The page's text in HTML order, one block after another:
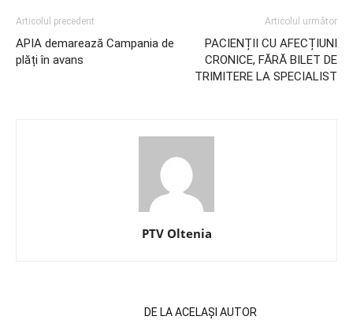
Articolul precedent
APIA demarează Campania de
plăți în avans
Articolul următor
PACIENȚII CU AFECȚIUNI
CRONICE, FĂRĂ BILET DE
TRIMITERE LA SPECIALIST
PTV Oltenia
DE LA ACELAȘI AUTOR